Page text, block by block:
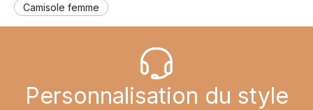
Camisole femme
Personnalisation du style​​​​​​​